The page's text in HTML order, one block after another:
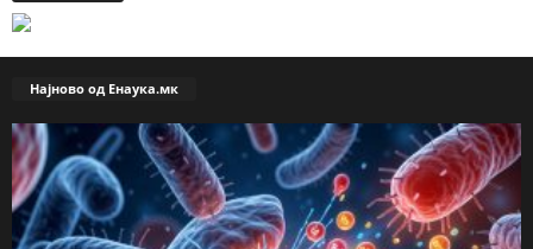
Најново од Енаука.мк